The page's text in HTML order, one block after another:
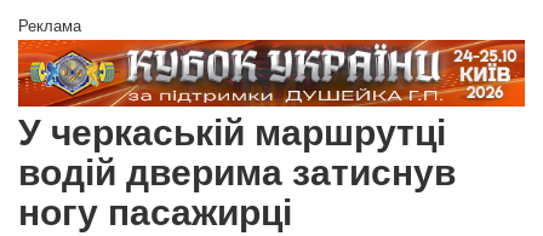
Реклама
У черкаській маршрутці
водій дверима затиснув
ногу пасажирці